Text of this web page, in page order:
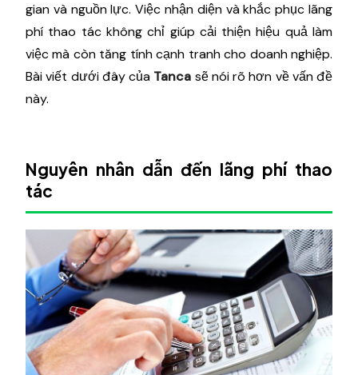
gian và nguồn lực. Việc nhận diện và khắc phục lãng
phí thao tác không chỉ giúp cải thiện hiệu quả làm
việc mà còn tăng tính cạnh tranh cho doanh nghiệp.
Bài viết dưới đây của Tanca sẽ nói rõ hơn về vấn đề
này.
Nguyên nhân dẫn đến lãng phí thao
tác